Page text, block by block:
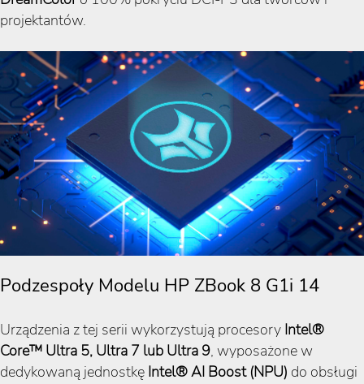
projektantów.
Podzespoły Modelu HP ZBook 8 G1i 14
Urządzenia z tej serii wykorzystują procesory Intel®
Core™ Ultra 5, Ultra 7 lub Ultra 9, wyposażone w
dedykowaną jednostkę Intel® AI Boost (NPU) do obsługi